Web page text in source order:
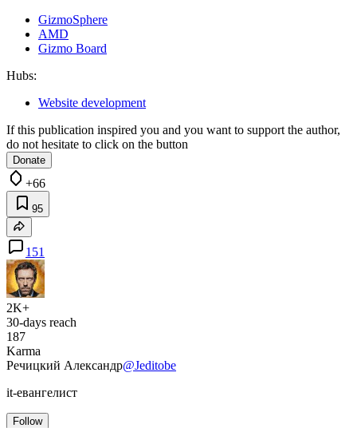
GizmoSphere
AMD
Gizmo Board
Hubs:
Website development
If this publication inspired you and you want to support the author,
do not hesitate to click on the button
Donate
+66
95
151
2K+
30-days reach
187
Karma
Речицкий Александр@Jeditobe
it-евангелист
Follow